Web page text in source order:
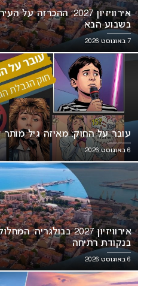
אירוויזיון 2027:
בשבוע הבא
7 באוגוסט 2026
עובר על החוק: מאיזה גיל מותר
6 באוגוסט 2026
אירוויזיון 2027
בנקודת רתיחה
6 באוגוסט 2026